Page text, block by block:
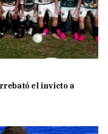
el invicto a